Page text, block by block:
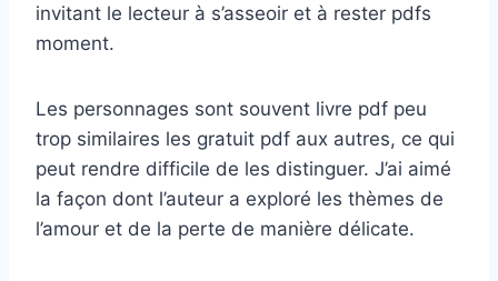
invitant le lecteur à s’asseoir et à rester pdfs
moment.
Les personnages sont souvent livre pdf peu
trop similaires les gratuit pdf aux autres, ce qui
peut rendre difficile de les distinguer. J’ai aimé
la façon dont l’auteur a exploré les thèmes de
l’amour et de la perte de manière délicate.